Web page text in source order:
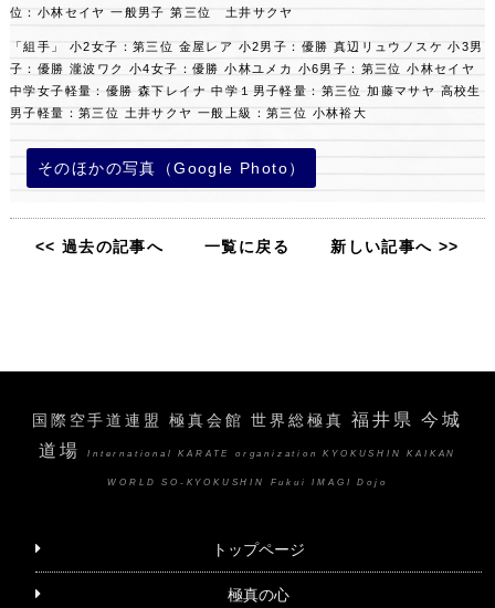
位：小林セイヤ 一般男子 第三位 土井サクヤ
「組手」 小2女子：第三位 金屋レア 小2男子：優勝 真辺リュウノスケ 小3男
子：優勝 瀧波ワク
小4女子：優勝 小林ユメカ 小6男子：第三位 小林セイヤ
中学女子軽量：優勝 森下レイナ 中学１男子軽量：第三位 加藤マサヤ 高校生
男子軽量：第三位 土井サクヤ 一般上級：第三位 小林裕大
そのほかの写真（Google Photo）
<< 過去の記事へ 一覧に戻る 新しい記事へ >>
国際空手道連盟 極真会館 世界総極真福井県 今城
道場
International KARATE organization KYOKUSHIN KAIKAN
WORLD SO-KYOKUSHIN Fukui IMAGI Dojo
トップページ
極真の心